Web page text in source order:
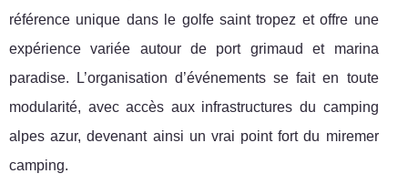
référence unique dans le golfe saint tropez et offre une
expérience variée autour de port grimaud et marina
paradise. L’organisation d’événements se fait en toute
modularité, avec accès aux infrastructures du camping
alpes azur, devenant ainsi un vrai point fort du miremer
camping.